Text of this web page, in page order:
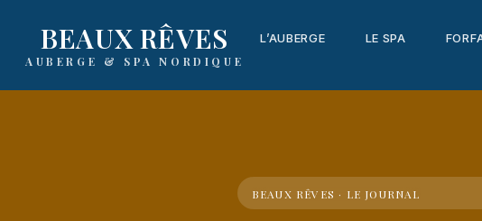
BEAUX RÊVES
AUBERGE & SPA NORDIQUE
L’AUBERGE LE SPA
BEAUX RÊVES · LE JOURNAL